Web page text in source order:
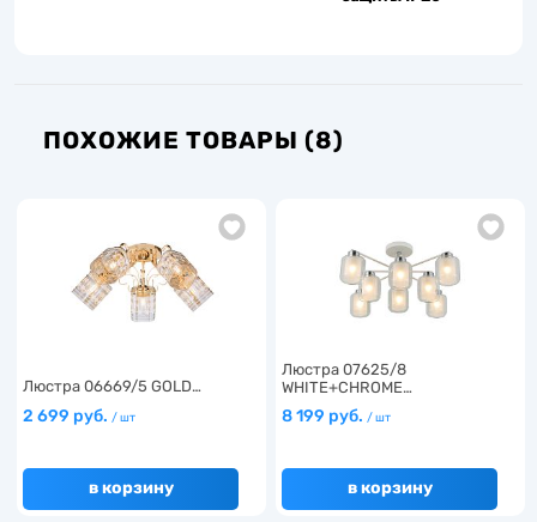
ПОХОЖИЕ ТОВАРЫ (8)
Люстра 06669/5 GOLD…
2 699 руб. / шт
в корзину
Люстра 07625/8
WHITE+CHROME…
8 199 руб. / шт
в корзину